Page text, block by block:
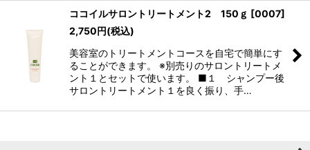
ココイルサロントリートメント2 150ｇ [0007]
2,750円(税込)
美容室のトリートメントコースを自宅で簡単にす
ることができます。 ※別売りのサロントリートメ
ント１とセットで使います。 ■１ シャンプー後
サロントリートメント１を良く振り、手…